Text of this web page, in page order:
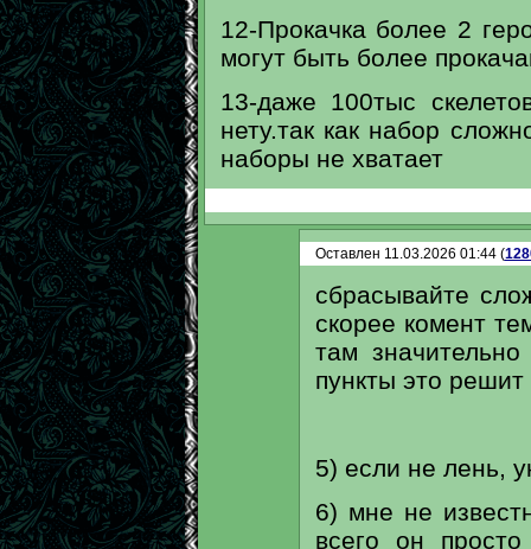
12-Прокачка более 2
могут быть более
13-даже 100тыс
нету.так как набор
наборы не хватает
Оставлен 11.03.2026 01:44 (
сбрасывайте
скорее комент
там
пункты это решит
5) если не лень,
6) мне не
всего он